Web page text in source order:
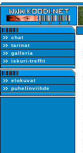
chat
tarinat
galleria
iskuri-treffit
elokuvat
puhelinviihde